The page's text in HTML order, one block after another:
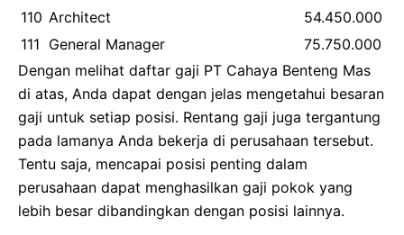
110 Architect
54.450.000
111 General Manager
75.750.000
Dengan melihat daftar gaji PT Cahaya Benteng Mas
di atas, Anda dapat dengan jelas mengetahui besaran
gaji untuk setiap posisi. Rentang gaji juga tergantung
pada lamanya Anda bekerja di perusahaan tersebut.
Tentu saja, mencapai posisi penting dalam
perusahaan dapat menghasilkan gaji pokok yang
lebih besar dibandingkan dengan posisi lainnya.